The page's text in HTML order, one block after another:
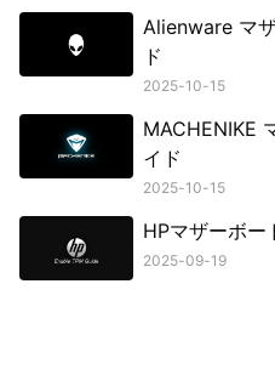
Alienware マ
ド
2025-10-15
MACHENIKE
イド
2025-10-15
HPマザーボー
2025-09-19